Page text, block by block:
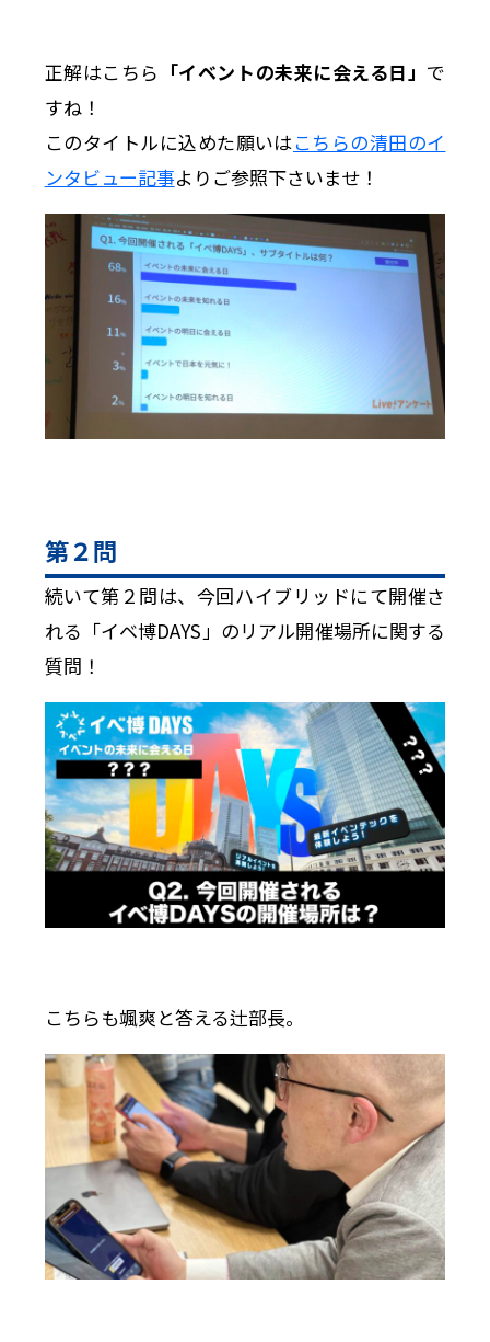
正解はこちら 「イベントの未来に会える日」 で
すね！
このタイトルに込めた願いはこちらの清田のイ
ンタビュー記事よりご参照下さいませ！
第２問
続いて第２問は、今回ハイブリッドにて開催さ
れる「イベ博DAYS」のリアル開催場所に関する
質問！
こちらも颯爽と答える辻部長。